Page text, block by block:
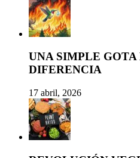
UNA SIMPLE
DIFERENCIA
17 abril, 2026